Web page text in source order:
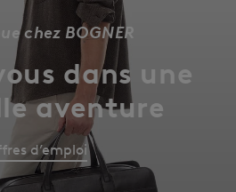
chez BOGNER
dans une
aventure
d’emploi